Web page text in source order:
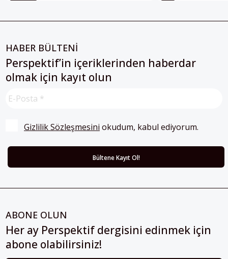
HABER BÜLTENİ
Perspektif’in içeriklerinden haberdar
olmak için kayıt olun
Gizlilik Sözleşmesini okudum, kabul ediyorum.
ABONE OLUN
Her ay Perspektif dergisini edinmek için
abone olabilirsiniz!